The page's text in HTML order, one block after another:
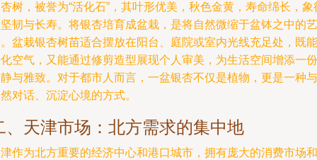
树，被誉为“活化石”，其叶形优美，秋色金黄，寿命绵长，象
韧与长寿。将银杏培育成盆栽，是将自然微缩于盆钵之中的艺
盆栽银杏树苗适合摆放在阳台、庭院或室内光线充足处，既能
空气，又能通过修剪造型展现个人审美，为生活空间增添一份
与雅致。对于都市人而言，一盆银杏不仅是植物，更是一种与
对话、沉淀心境的方式。
、天津市场：北方需求的集中地
作为北方重要的经济中心和港口城市，拥有庞大的消费市场和